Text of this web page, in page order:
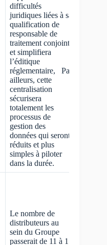
difficultés
juridiques liées à sa
qualification de
responsable de
traitement conjoint
et simplifiera
l’éditique
réglementaire, Par
ailleurs, cette
centralisation
sécurisera
totalement les
processus de
gestion des
données qui seront
réduits et plus
simples à piloter
dans la durée.
Le nombre de
distributeurs au
sein du Groupe
passerait de 11 à 1